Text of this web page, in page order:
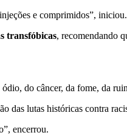
e comprimidos”, iniciou.
transfóbicas, recomendando
do câncer, da fome, da
das lutas históricas contra
encerrou.